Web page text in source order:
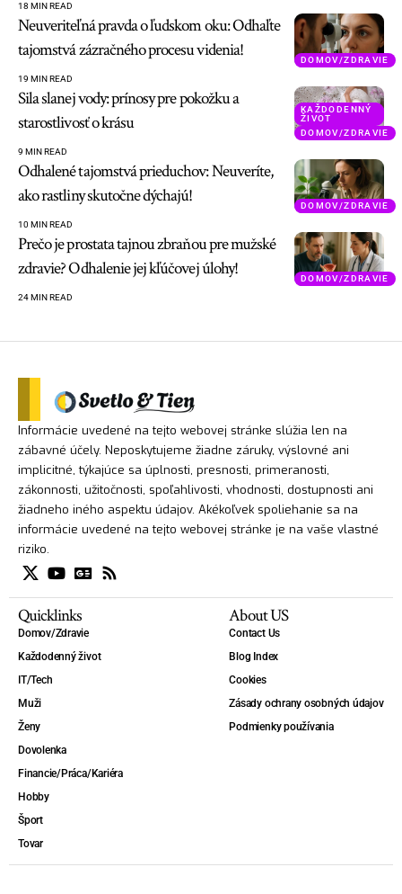
18 MIN READ
DOMOV/ZDRAVIE
Neuveriteľná pravda o ľudskom oku: Odhaľte
tajomstvá zázračného procesu videnia!
19 MIN READ
KAŽDODENNÝ
ŽIVOT
DOMOV/ZDRAVIE
Sila slanej vody: prínosy pre pokožku a
starostlivosť o krásu
9 MIN READ
DOMOV/ZDRAVIE
Odhalené tajomstvá prieduchov: Neuveríte,
ako rastliny skutočne dýchajú!
10 MIN READ
DOMOV/ZDRAVIE
Prečo je prostata tajnou zbraňou pre mužské
zdravie? Odhalenie jej kľúčovej úlohy!
24 MIN READ
Informácie uvedené na tejto webovej stránke slúžia len na
zábavné účely. Neposkytujeme žiadne záruky, výslovné ani
implicitné, týkajúce sa úplnosti, presnosti, primeranosti,
zákonnosti, užitočnosti, spoľahlivosti, vhodnosti, dostupnosti ani
žiadneho iného aspektu údajov. Akékoľvek spoliehanie sa na
informácie uvedené na tejto webovej stránke je na vaše vlastné
riziko.
Quicklinks
Domov/Zdravie
Každodenný život
IT/Tech
Muži
Ženy
Dovolenka
Financie/Práca/Kariéra
Hobby
Šport
Tovar
About US
Contact Us
Blog Index
Cookies
Zásady ochrany osobných údajov
Podmienky používania